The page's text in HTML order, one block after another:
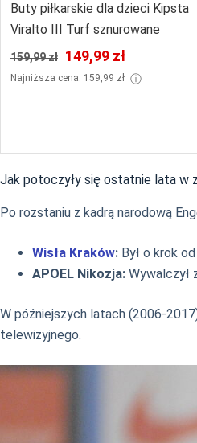
Buty piłkarskie dla dzieci Kipsta
Viralto III Turf sznurowane
159,99 zł 149,99 zł
Najniższa cena: 159,99 zł ⓘ
Jak potoczyły się ostatnie lata w
Po rozstaniu z kadrą narodową
Wisła Kraków: Był o krok
APOEL Nikozja: Wywalczył
W późniejszych latach (2006-
telewizyjnego.